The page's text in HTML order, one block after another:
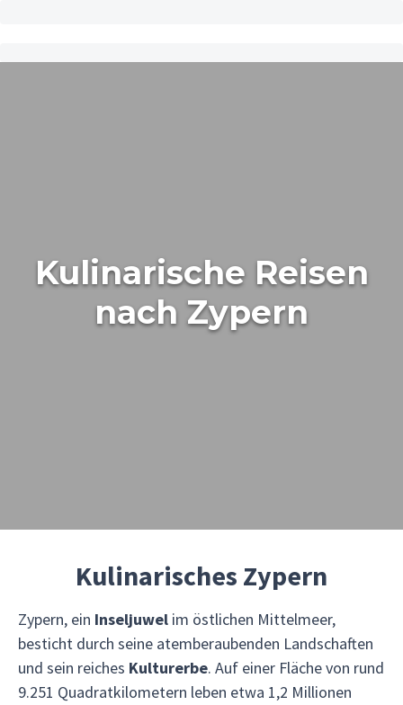
Kulinarische Reisen
nach Zypern
Kulinarisches Zypern
Zypern, ein Inseljuwel im östlichen Mittelmeer,
besticht durch seine atemberaubenden Landschaften
und sein reiches Kulturerbe. Auf einer Fläche von rund
9.251 Quadratkilometern leben etwa 1,2 Millionen